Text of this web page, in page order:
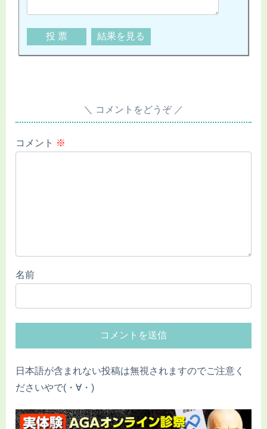
コメントをどうぞ
コメント ※
名前
日本語が含まれない投稿は無視されますのでご注意く
ださいやで(・∀・)